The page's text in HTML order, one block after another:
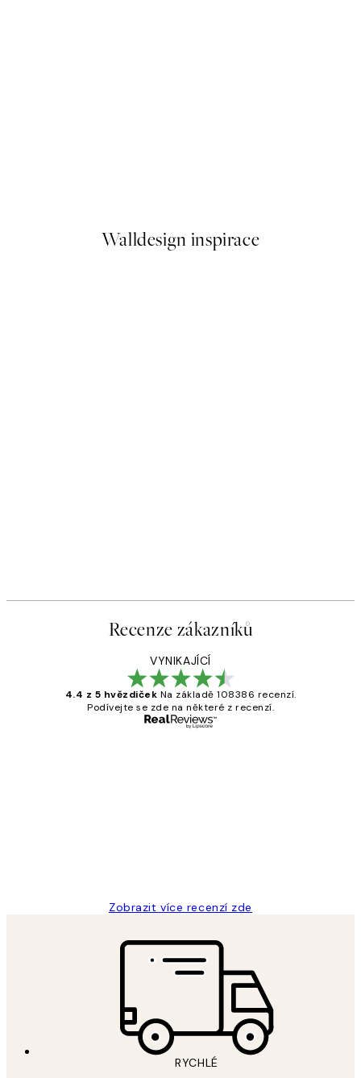
Walldesign inspirace
Recenze zákazníků
VYNIKAJÍCÍ
4.4 z 5 hvězdiček Na základě 108386 recenzí.
Podívejte se zde na některé z recenzí.
Zobrazit více recenzí zde
RYCHLÉ